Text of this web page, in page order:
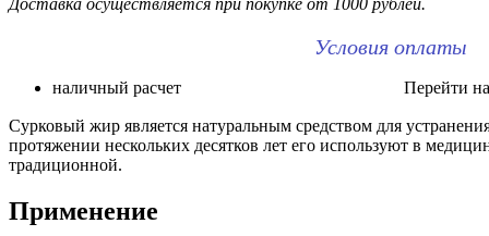
Доставка осуществляется при покупке от 1000 рублей.
Условия оплаты
наличный расчет Перейти на
Сурковый жир является натуральным средством для
протяжении нескольких десятков лет его используют в
традиционной.
Применение